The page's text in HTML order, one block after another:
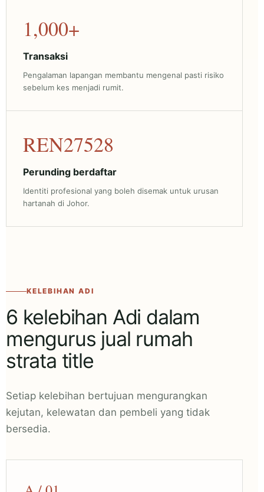
1,000+
Transaksi
Pengalaman lapangan membantu mengenal pasti risiko
sebelum kes menjadi rumit.
REN27528
Perunding berdaftar
Identiti profesional yang boleh disemak untuk urusan
hartanah di Johor.
KELEBIHAN ADI
6 kelebihan Adi dalam
mengurus jual rumah
strata title
Setiap kelebihan bertujuan mengurangkan
kejutan, kelewatan dan pembeli yang tidak
bersedia.